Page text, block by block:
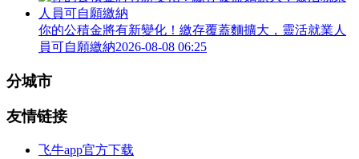
你的公積金將有新變化！繳存覆蓋麵擴大，靈活就業人
員可自願繳納2026-08-08 06:25
分城市
友情链接
飞牛app官方下载